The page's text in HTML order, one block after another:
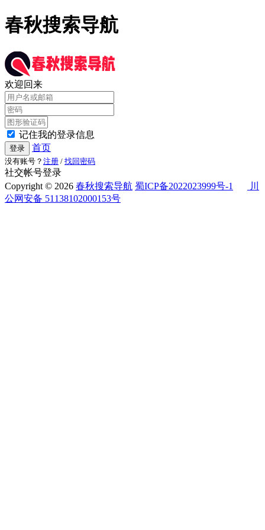
春秋搜索导航
欢迎回来
记住我的登录信息
登录 首页
没有账号？ 注册 / 找回密码
社交帐号登录
Copyright © 2026 春秋搜索导航 蜀ICP备2022023999号-1
川
公网安备 51138102000153号